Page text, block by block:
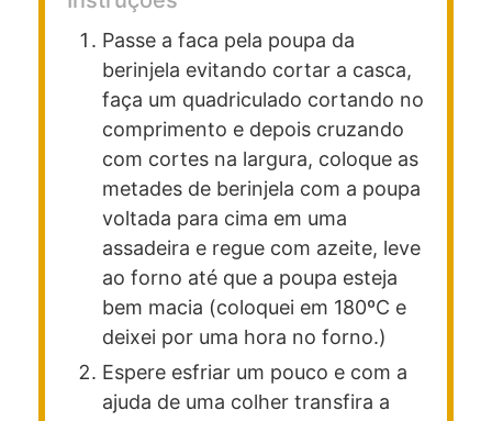
Passe a faca pela poupa da
berinjela evitando cortar a casca,
faça um quadriculado cortando no
comprimento e depois cruzando
com cortes na largura, coloque as
metades de berinjela com a poupa
voltada para cima em uma
assadeira e regue com azeite, leve
ao forno até que a poupa esteja
bem macia (coloquei em 180ºC e
deixei por uma hora no forno.)
Espere esfriar um pouco e com a
ajuda de uma colher transfira a